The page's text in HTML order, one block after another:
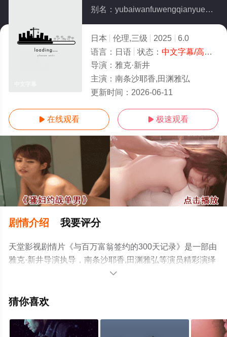
别名：yubaiwanfuwengqianyuede300tianjilu
日本 伦理,三级 2025
6.0
语言： 日语 状态： 中文字幕/高清
导演： 雅克·新井
主演： 南条沙耶香,田渊雅弘
更新时间： 2026-06-11
 在线观看  极速观看
剧情介绍 我要评分
天堂影视剧情片《与百万富翁签约的300天记录》是一部由
雅克·新井导演执导，南条沙耶香,田渊雅弘等演员精彩演绎
的日本电影，手机免费观看高清未删减完整版电影大全就
或剧情网等平台了解。

猜你喜欢